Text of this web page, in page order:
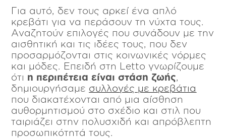
Για αυτό, δεν τους αρκεί ένα απλό
κρεβάτι για να περάσουν τη νύχτα τους.
Αναζητούν επιλογές που συνάδουν με την
αισθητική και τις ιδέες τους, που δεν
προσαρμόζονται στις κοινωνικές νόρμες
και μόδες. Επειδή στη Letto γνωρίζουμε
ότι η περιπέτεια είναι στάση ζωής
δημιουργήσαμε συλλογές με κρεβάτια
που διακατέχονται από μια αίσθηση
αυθορμητισμού στο σχέδιο και στιλ που
ταιριάζει στην πολυσχιδή και απρόβλεπτη
προσωπικότητά τους.